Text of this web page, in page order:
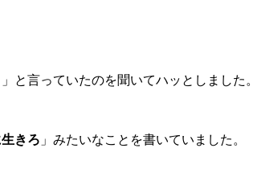
」と言っていたのを聞いてハッとしました。
きろ 」みたいなことを書いていました。